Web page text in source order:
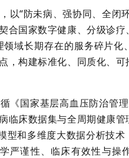
以“防未病、强协同、全闭
合国家数字健康、分级诊
域长期存在的服务碎片化
，构建标准化、同质化、
《国家基层高血压防治管
临床数据集与全周期健康
型和多维度大数据分析技术
严谨性、临床有效性与操